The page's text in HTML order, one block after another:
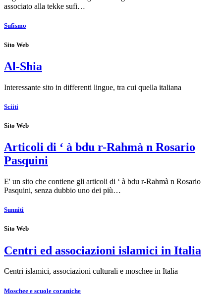
associato alla tekke sufi…
Sufismo
Sito Web
Al-Shia
Interessante sito in differenti lingue, tra cui quella italiana
Sciiti
Sito Web
Articoli di ‘ à bdu r-Rahmà n Rosario
Pasquini
E' un sito che contiene gli articoli di ‘ à bdu r-Rahmà n Rosario
Pasquini, senza dubbio uno dei più…
Sunniti
Sito Web
Centri ed associazioni islamici in Italia
Centri islamici, associazioni culturali e moschee in Italia
Moschee e scuole coraniche